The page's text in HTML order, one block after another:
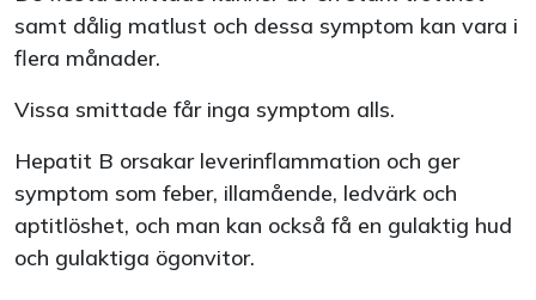
samt dålig matlust och dessa symptom kan vara i
flera månader.
Vissa smittade får inga symptom alls.
Hepatit B orsakar leverinflammation och ger
symptom som feber, illamående, ledvärk och
aptitlöshet, och man kan också få en gulaktig hud
och gulaktiga ögonvitor.